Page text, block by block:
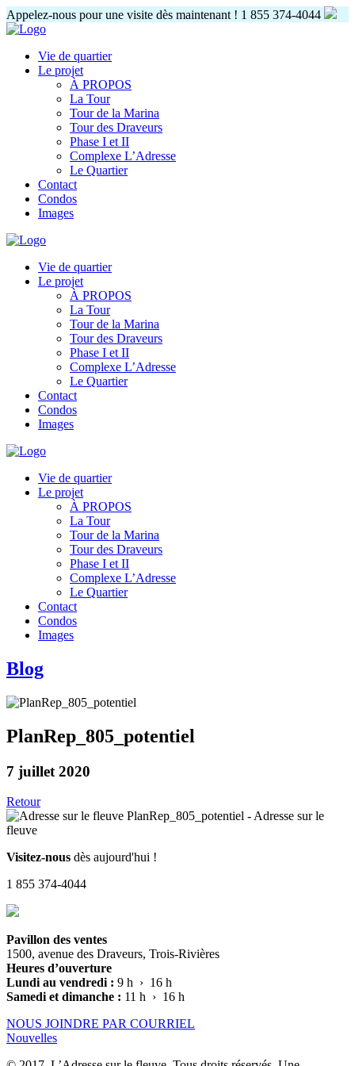
Appelez-nous pour une visite dès maintenant ! 1 855 374-4044
Vie de quartier
Le projet
À PROPOS
La Tour
Tour de la Marina
Tour des Draveurs
Phase I et II
Complexe L’Adresse
Le Quartier
Contact
Condos
Images
Vie de quartier
Le projet
À PROPOS
La Tour
Tour de la Marina
Tour des Draveurs
Phase I et II
Complexe L’Adresse
Le Quartier
Contact
Condos
Images
Vie de quartier
Le projet
À PROPOS
La Tour
Tour de la Marina
Tour des Draveurs
Phase I et II
Complexe L’Adresse
Le Quartier
Contact
Condos
Images
Blog
PlanRep_805_potentiel
7 juillet 2020
Retour
Visitez-nous dès aujourd'hui !
1 855 374-4044
Pavillon des ventes
1500, avenue des Draveurs, Trois-Rivières
Heures d’ouverture
Lundi au vendredi : 9 h › 16 h
Samedi et dimanche : 11 h › 16 h
NOUS JOINDRE PAR COURRIEL
Nouvelles